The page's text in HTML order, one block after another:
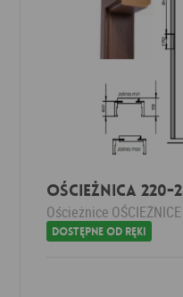
Ościeżnica 220-
Ościeżnice OŚCIEŻNICE
Dostępne od ręki